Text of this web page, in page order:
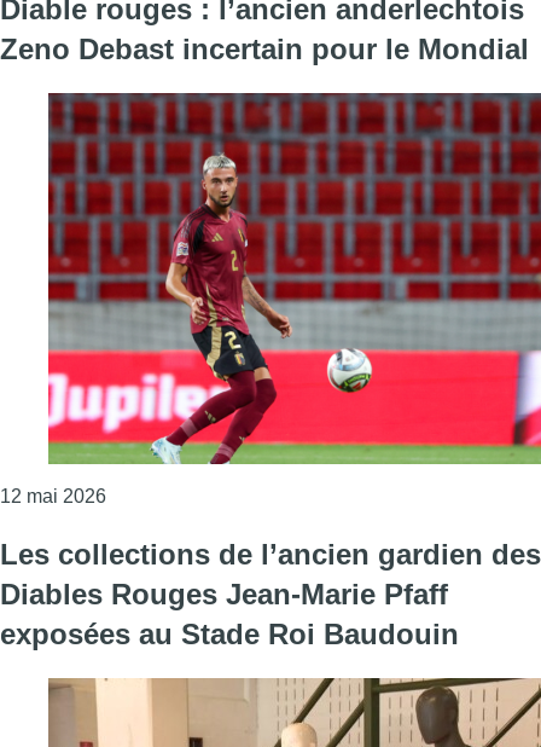
Diable rouges : l’ancien anderlechtois
Zeno Debast incertain pour le Mondial
12 mai 2026Consulter l'article "Diable rouges : l’ancien
Les collections de l’ancien gardien des
Diables Rouges Jean-Marie Pfaff
exposées au Stade Roi Baudouin